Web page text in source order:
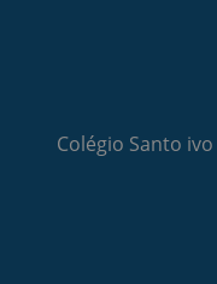
Colégio Santo ivo